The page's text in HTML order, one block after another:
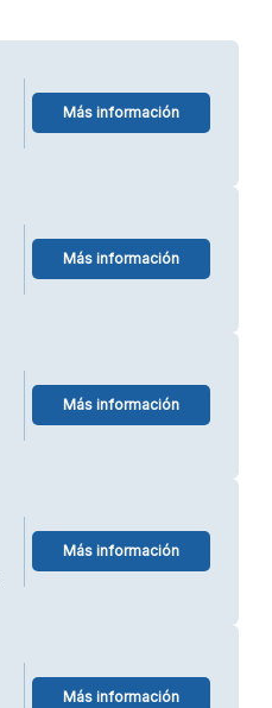
Más información
Más información
Más información
Más información
Más información